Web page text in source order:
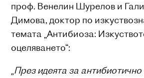
проф. Венелин Шурелов и
Димова, доктор по
темата „Антибиоза:
оцеляването“:
„През идеята за антибиотично